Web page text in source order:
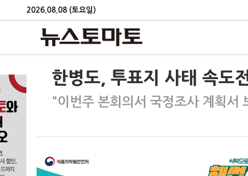
2026.08.08 (토요일)
한병도, 투표지 사태 속도
"이번주 본회의서 국정조사 계획서